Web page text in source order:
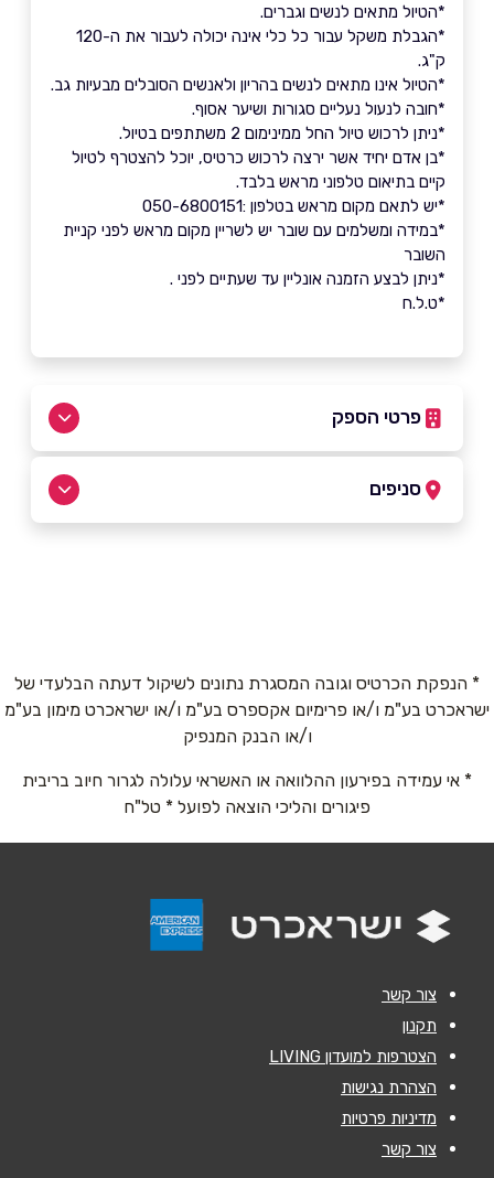
*הטיול מתאים לנשים וגברים.
*הגבלת משקל עבור כל כלי אינה יכולה לעבור את ה-120
ק"ג.
*הטיול אינו מתאים לנשים בהריון ולאנשים הסובלים מבעיות גב.
*חובה לנעול נעליים סגורות ושיער אסוף.
*ניתן לרכוש טיול החל ממינימום 2 משתתפים בטיול.
*בן אדם יחיד אשר ירצה לרכוש כרטיס, יוכל להצטרף לטיול
קיים בתיאום טלפוני מראש בלבד.
*יש לתאם מקום מראש בטלפון :050-6800151
*במידה ומשלמים עם שובר יש לשריין מקום מראש לפני קניית
השובר
*ניתן לבצע הזמנה אונליין עד שעתיים לפני .
*ט.ל.ח
פרטי הספק
באתר בפייסבוק באינסטגרם ביוטיוב
שם מלא*
אנא חזרו אלי בקשר ל...
הודעה
סניפים
* הנפקת הכרטיס וגובה המסגרת נתונים לשיקול דעתה הבלעדי של
ישראכרט בע"מ ו/או פרימיום אקספרס בע"מ ו/או ישראכרט מימון בע"מ
ו/או הבנק המנפיק
* אי עמידה בפירעון ההלוואה או האשראי עלולה לגרור חיוב בריבית
פיגורים והליכי הוצאה לפועל * טל"ח
צור קשר
תקנון
הצטרפות למועדון LIVING
הצהרת נגישות
מדיניות פרטיות
צור קשר